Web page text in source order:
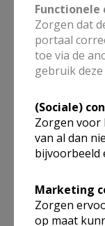
Functionele
Zorgen dat
portaal
toe via de
gebruik
(Sociale)
Zorgen voor
van al dan
bijvoorbeeld
Marketing
Zorgen
op maat